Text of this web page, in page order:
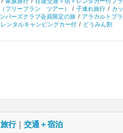
フリープラン ツアー） / 子連れ旅行 / カ
バーズクラブ会員限定の旅 / アラカルトプ
レンタルキャンピングカー付 / どうみん割
行｜ 交通＋宿泊